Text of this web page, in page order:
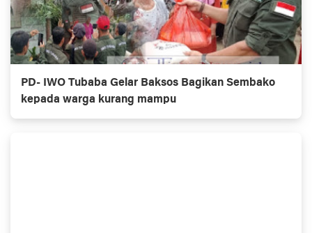
PD- IWO Tubaba Gelar Baksos Bagikan Sembako
kepada warga kurang mampu